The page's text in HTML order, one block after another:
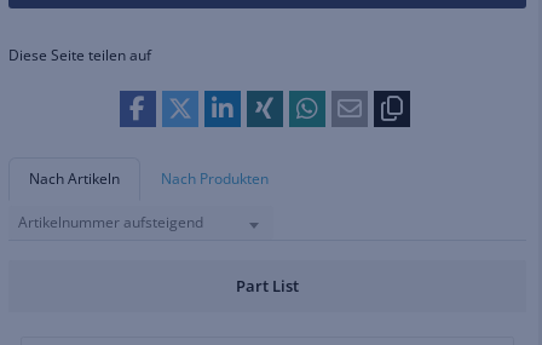
Diese Seite teilen auf
Nach Artikeln Nach Produkten
Artikelnummer aufsteigend
Part List